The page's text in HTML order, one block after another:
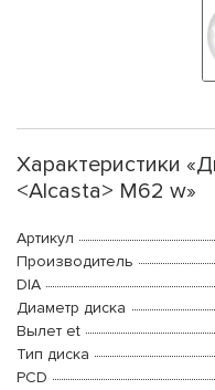
Характеристики
<Alcasta> M62 w»
Артикул
Производитель
DIA
Диаметр диска
Вылет et
Тип диска
PCD